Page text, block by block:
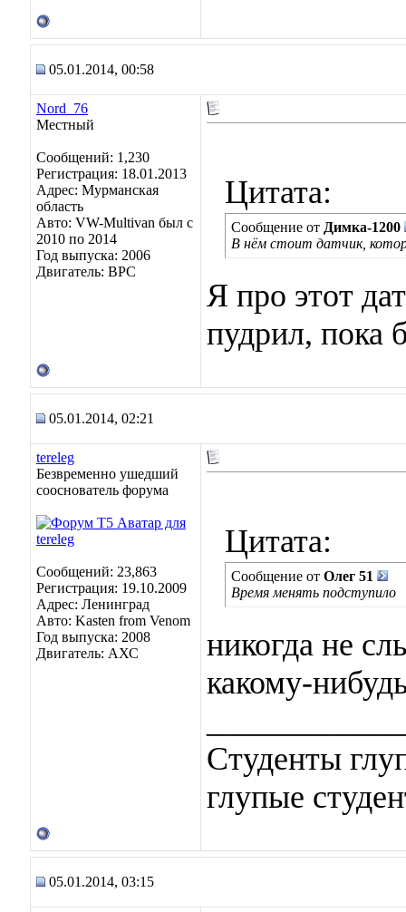
05.01.2014, 00:58
Nord_76
Местный
Сообщений: 1,230
Регистрация: 18.01.2013
Адрес: Мурманская
область
Авто: VW-Multivan был с
2010 по 2014
Год выпуска: 2006
Двигатель: BPC
Цитата:
Сообщение от Димка-1200
В нём стоит датчик,
Я про этот
пудрил, пока
05.01.2014, 02:21
tereleg
Безвременно ушедший
сооснователь форума
Сообщений: 23,863
Регистрация: 19.10.2009
Адрес: Ленинград
Авто: Kasten from Venom
Год выпуска: 2008
Двигатель: АХС
Цитата:
Сообщение от Олег 51
Время менять подступило
никогда не
какому-
Студенты
глупые
05.01.2014, 03:15